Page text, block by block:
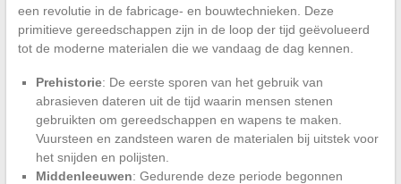
een revolutie in de fabricage- en bouwtechnieken. Deze
primitieve gereedschappen zijn in de loop der tijd geëvolueerd
tot de moderne materialen die we vandaag de dag kennen.
Prehistorie: De eerste sporen van het gebruik van
abrasieven dateren uit de tijd waarin mensen stenen
gebruikten om gereedschappen en wapens te maken.
Vuursteen en zandsteen waren de materialen bij uitstek voor
het snijden en polijsten.
Middenleeuwen: Gedurende deze periode begonnen